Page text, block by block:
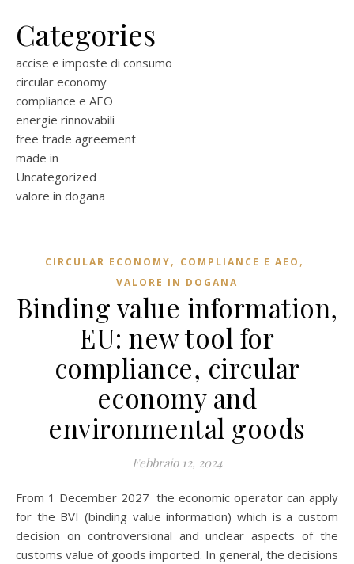
Categories
accise e imposte di consumo
circular economy
compliance e AEO
energie rinnovabili
free trade agreement
made in
Uncategorized
valore in dogana
CIRCULAR ECONOMY, COMPLIANCE E AEO ,
VALORE IN DOGANA
Binding value information,
EU: new tool for
compliance, circular
economy and
environmental goods
Febbraio 12, 2024
From 1 December 2027 the economic operator can apply
for the BVI (binding value information) which is a custom
decision on controversional and unclear aspects of the
customs value of goods imported. In general, the decisions